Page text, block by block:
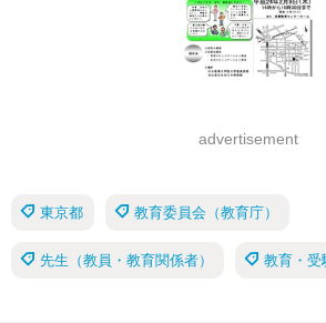
advertisement
東京都 教育委員会（教育庁）
先生（教員・教育関係者） 教育・受